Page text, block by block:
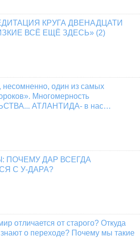
КРУГА ДВЕНАДЦАТИ
ВСЁ ЕЩЁ ЗДЕСЬ» (2)
несомненно, один из самых
Многомерность
АТЛАНТИДА- в нас…
ПОЧЕМУ ДАР ВСЕГДА
С У-ДАРА?
отличается от старого? Откуда
о переходе? Почему мы такие